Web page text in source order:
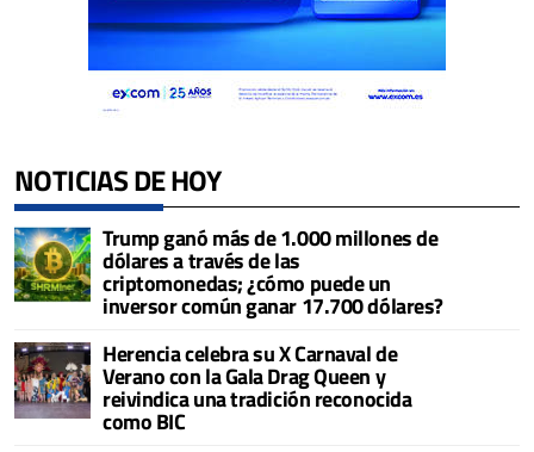
NOTICIAS DE HOY
Trump ganó más de 1.000 millones de
dólares a través de las
criptomonedas; ¿cómo puede un
inversor común ganar 17.700 dólares?
Herencia celebra su X Carnaval de
Verano con la Gala Drag Queen y
reivindica una tradición reconocida
como BIC